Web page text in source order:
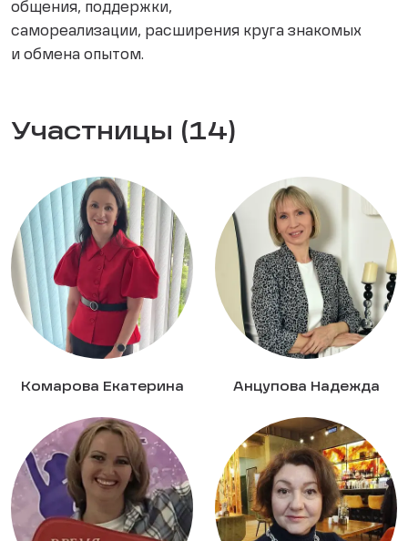
общения, поддержки,
самореализации, расширения круга знакомых
и обмена опытом.
Участницы (14)
Комарова Екатерина Анцупова Надежда